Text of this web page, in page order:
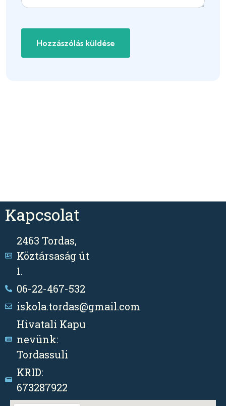
Kapcsolat
2463 Tordas,
Köztársaság út
1.
06-22-467-532
iskola.tordas@gmail.com
Hivatali Kapu
nevünk:
Tordassuli
KRID:
673287922